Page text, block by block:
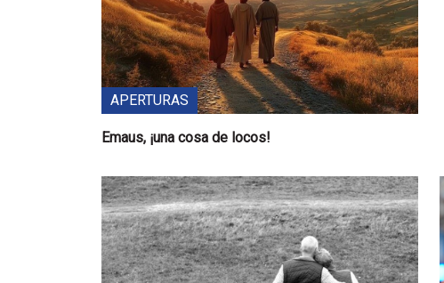
APERTURAS
Emaus, ¡una cosa de locos!